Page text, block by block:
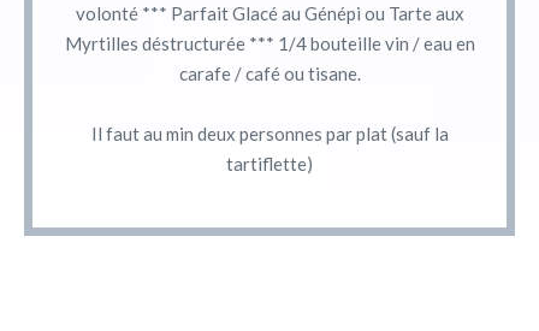
volonté *** Parfait Glacé au Génépi ou Tarte aux
Myrtilles déstructurée *** 1/4 bouteille vin / eau en
carafe / café ou tisane.
Il faut au min deux personnes par plat (sauf la
tartiflette)